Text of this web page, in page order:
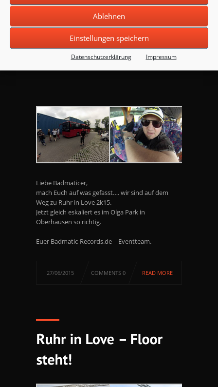
Ablehnen
Einstellungen speichern
Datenschutzerklärung Impressum
Liebe Badmaticer,
mach Euch auf was gefasst…. wir sind auf dem
Weg zu Ruhr in Love 2k15.
Jetzt gleich eskaliert es im Olga Park in
Oberhausen so richtig.
Euer Badmatic-Records.de – Eventteam.
27/06/2015 COMMENTS 0 READ MORE